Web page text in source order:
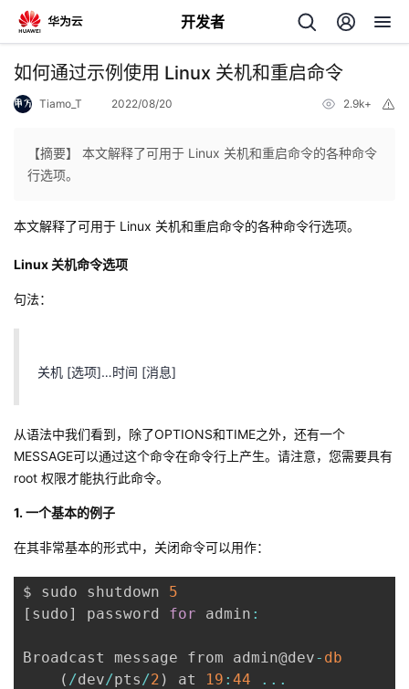
开发者
返
个
人
主
我
的
者
我
客
论
坛
的
圈
我
的
我
如何通过示例使用 Linux 关机和重启命令
Tiamo_T 2022/08/20 2.9k+
【摘要】 本文解释了可用于 Linux 关机和重启命令的各种命令
行选项。
本文解释了可用于 Linux 关机和重启命令的各种命令行选项。
Linux 关机命令选项
句法：
关机 [选项]…时间 [消息]
从语法中我们看到，除了OPTIONS和TIME之外，还有一个
MESSAGE可以通过这个命令在命令行上产生。请注意，您需要具有
root 权限才能执行此命令。
1. 一个基本的例子
在其非常基本的形式中，关闭命令可以用作：
$ sudo shutdown 5
[ sudo] password for admin :
Broadcast message from admin@dev- db
( /dev/pts/2 ) at 19 : 44 ...